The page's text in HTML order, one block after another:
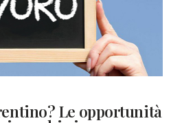
Le opportunità